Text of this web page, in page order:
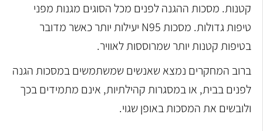
קטנות. מסכות ההגנה לפנים מכל הסוגים מגנות מפני
טיפות גדולות. מסכות N95 יעילות יותר כאשר מדובר
בטיפות קטנות יותר שמרוססות לאוויר.
ברוב המחקרים נמצא שאנשים שמשתמשים במסכות הגנה
לפנים בבית, או במסגרות קהילתיות, אינם מתמידים בכך
ולובשים את המסכות באופן שגוי.